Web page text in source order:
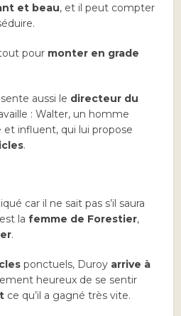
et beau, et il peut compter
pour monter en grade
aussi le directeur du
: Walter, un homme
et influent, qui lui propose
.
car il ne sait pas s’il saura
lafemme de Forestier,
.
ponctuels, Duroy arrive à
heureux de se sentir
ce qu’il a gagné très vite.